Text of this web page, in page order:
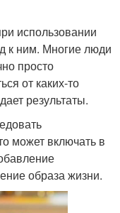
использовании
к ним. Многие люди
просто
от каких-то
результаты.
может включать в
образа жизни.